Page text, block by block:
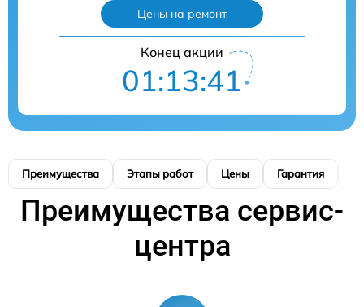
Цены на ремонт
Конец акции
01:13:40
Преимущества Этапы работ Цены Гарантия
Преимущества сервис-
центра